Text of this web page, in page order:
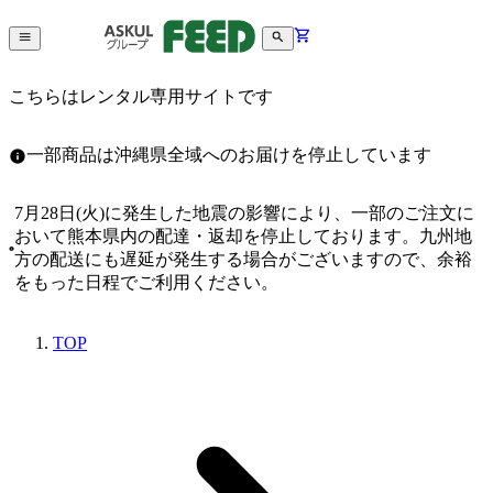
こちらはレンタル専用サイトです
一部商品は沖縄県全域へのお届けを停止しています
7月28日(火)に発生した地震の影響により、一部のご注文に
おいて熊本県内の配達・返却を停止しております。九州地
方の配送にも遅延が発生する場合がございますので、余裕
をもった日程でご利用ください。
TOP